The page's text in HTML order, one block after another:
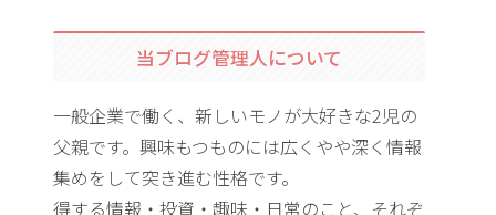
当ブログ管理人について
一般企業で働く、新しいモノが大好きな2児の
父親です。興味もつものには広くやや深く情報
集めをして突き進む性格です。
得する情報・投資・趣味・日常のこと、それぞ